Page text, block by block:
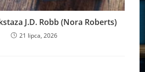
J.D. Robb (Nora Roberts)
21 lipca, 2026